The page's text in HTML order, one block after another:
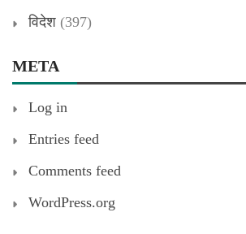
विदेश (397)
META
Log in
Entries feed
Comments feed
WordPress.org